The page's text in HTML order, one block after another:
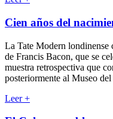
Cien años del
La Tate Modern londinense
de Francis Bacon, que se
muestra retrospectiva que
posteriormente al Museo del
Leer+